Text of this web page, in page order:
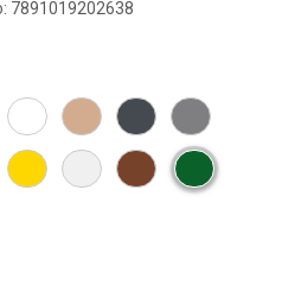
7891019202638